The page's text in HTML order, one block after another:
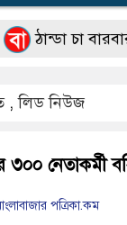
ঠান্ডা চা
,লিড নিউজ
নেতাকর্মী
পত্রিকা.কম